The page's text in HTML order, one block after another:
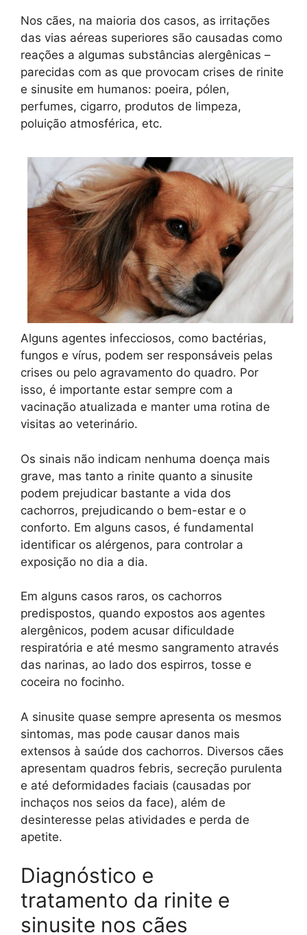
Nos cães, na maioria dos casos, as irritações
das vias aéreas superiores são causadas como
reações a algumas substâncias alergênicas –
parecidas com as que provocam crises de rinite
e sinusite em humanos: poeira, pólen,
perfumes, cigarro, produtos de limpeza,
poluição atmosférica, etc.
Alguns agentes infecciosos, como bactérias,
fungos e vírus, podem ser responsáveis pelas
crises ou pelo agravamento do quadro. Por
isso, é importante estar sempre com a
vacinação atualizada e manter uma rotina de
visitas ao veterinário.
Os sinais não indicam nenhuma doença mais
grave, mas tanto a rinite quanto a sinusite
podem prejudicar bastante a vida dos
cachorros, prejudicando o bem-estar e o
conforto. Em alguns casos, é fundamental
identificar os alérgenos, para controlar a
exposição no dia a dia.
Em alguns casos raros, os cachorros
predispostos, quando expostos aos agentes
alergênicos, podem acusar dificuldade
respiratória e até mesmo sangramento através
das narinas, ao lado dos espirros, tosse e
coceira no focinho.
A sinusite quase sempre apresenta os mesmos
sintomas, mas pode causar danos mais
extensos à saúde dos cachorros. Diversos cães
apresentam quadros febris, secreção purulenta
e até deformidades faciais (causadas por
inchaços nos seios da face), além de
desinteresse pelas atividades e perda de
apetite.
Diagnóstico e
tratamento da rinite e
sinusite nos cães